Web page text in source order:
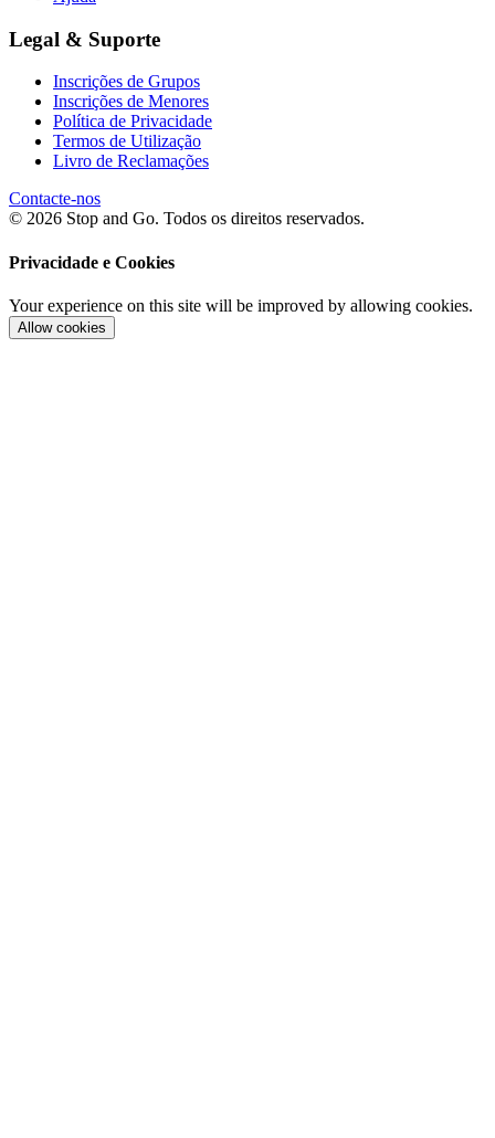
Legal & Suporte
Inscrições de Grupos
Inscrições de Menores
Política de Privacidade
Termos de Utilização
Livro de Reclamações
Contacte-nos
© 2026 Stop and Go. Todos os direitos reservados.
Privacidade e Cookies
Your experience on this site will be improved by allowing cookies.
Allow cookies